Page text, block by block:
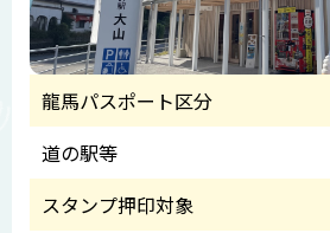
龍馬パスポート区分
道の駅等
スタンプ押印対象